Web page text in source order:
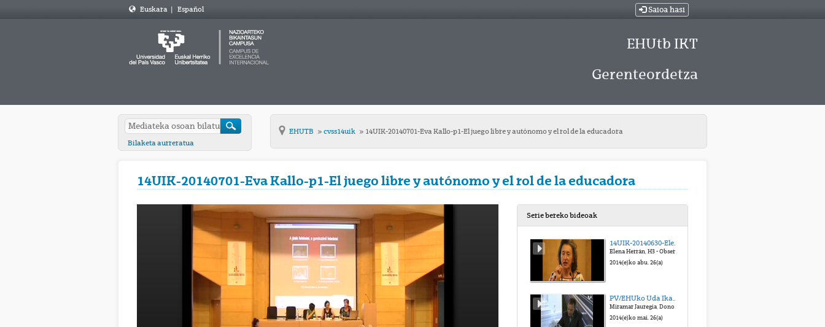
Euskara | Español Saioa hasi
EHUtb IKT
Gerenteordetza
Bilaketa aurreratua
EHUTB cvss14uik 14UIK-20140701-Eva Kallo-p1-El juego libre y autónomo y el rol de la educadora
14UIK-20140701-Eva Kallo-p1-El juego libre y autónomo y el rol de la educadora
Serie bereko bideoak
14UIK-20140630-Elena Herrán-Metodología Observacional en la Escuela Infantil Pikler-Lóczy de Budapest
Elena Herrán, H3 - Observación sistemática de la educadora Pikler-Lóczy: “Cuando educar empieza por cuidar”
2014(e)ko abu. 26(a)
2014(e)ko mai. 26(a)